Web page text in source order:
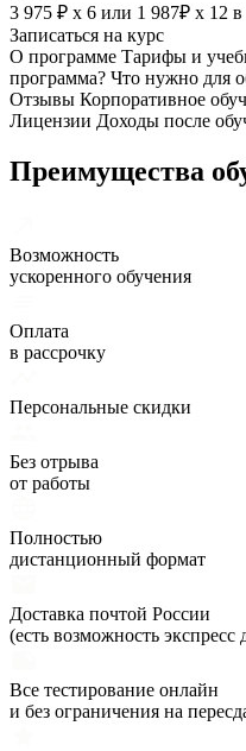
3 975 ₽ х 6 или 1 987₽ х 12 в
Записаться на курс
О программе Тарифы и
программа? Что нужно для
Отзывы Корпоративное
Лицензии Доходы после
Преимущества
Возможность
ускоренного обучения
Оплата
в рассрочку
Персональные скидки
Без отрыва
от работы
Полностью
дистанционный формат
Доставка почтой России
(есть возможность экспресс
Все тестирование онлайн
и без ограничения на